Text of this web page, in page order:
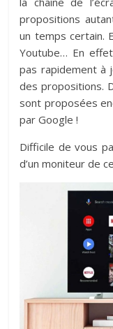
propositions
un temps certain.
Youtube… En
pas rapidement à
des propositions.
sont proposées
par Google !
Difficile de vous
d’un moniteur de